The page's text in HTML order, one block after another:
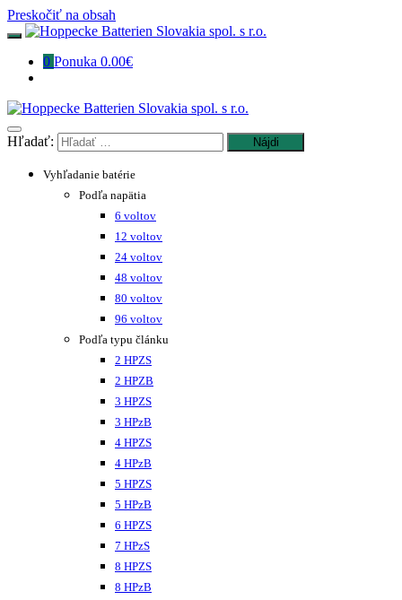
Preskočiť na obsah
0 Ponuka 0.00€
Hľadať:
Vyhľadanie batérie
Podľa napätia
6 voltov
12 voltov
24 voltov
48 voltov
80 voltov
96 voltov
Podľa typu článku
2 HPZS
2 HPZB
3 HPZS
3 HPzB
4 HPZS
4 HPzB
5 HPZS
5 HPzB
6 HPZS
7 HPzS
8 HPZS
8 HPzB